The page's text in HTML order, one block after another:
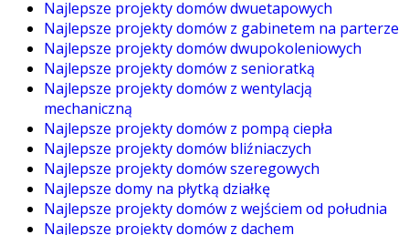
Najlepsze projekty domów dwuetapowych
Najlepsze projekty domów z gabinetem na parterze
Najlepsze projekty domów dwupokoleniowych
Najlepsze projekty domów z senioratką
Najlepsze projekty domów z wentylacją
mechaniczną
Najlepsze projekty domów z pompą ciepła
Najlepsze projekty domów bliźniaczych
Najlepsze projekty domów szeregowych
Najlepsze domy na płytką działkę
Najlepsze projekty domów z wejściem od południa
Najlepsze projekty domów z dachem